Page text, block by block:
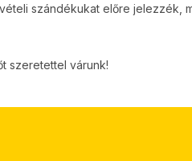
szándékukat előre
szeretettel várunk!